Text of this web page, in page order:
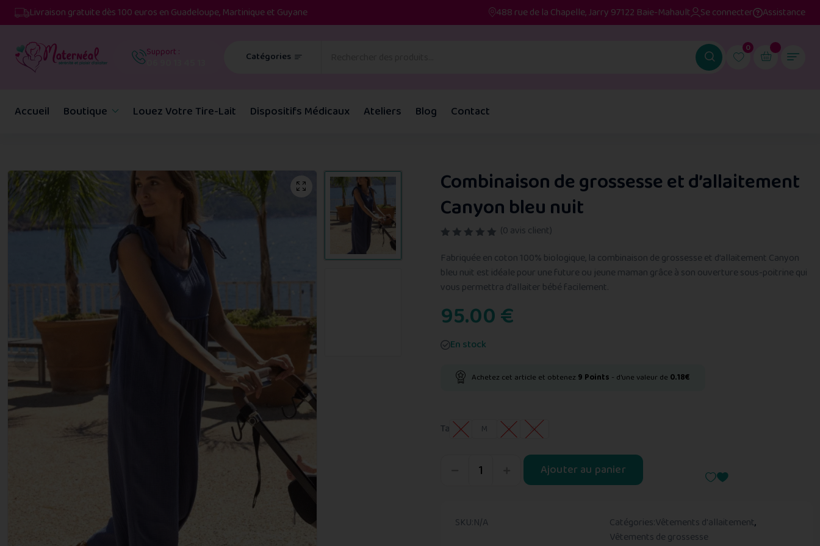
Livraison gratuite dès 100 euros en Guadeloupe, Martinique et Guyane 488 rue de la Chapelle, Jarry 97122 Baie-Mahault Se connecter Assistance
Support : Catégories
0
Accueil Boutique Louez Votre Tire-Lait Dispositifs Médicaux Ateliers Blog Contact
Combinaison de grossesse et d’allaitement
Canyon bleu nuit
o
t
e
s
r
5
(0 avis client)
Fabriquée en coton 100% biologique, la combinaison de grossesse et d’allaitement Canyon
bleu nuit est idéale pour une future ou jeune maman grâce à son ouverture sous-poitrine qui
vous permettra d’allaiter bébé facilement.
95.00€
En stock
Achetez cet article et obtenez 9 Points - d'une valeur de 0.18€
Taille
L M S XL
Ajouter au panier
SKU:N/A Catégories:Vêtements d'allaitement,
Vêtements de grossesse